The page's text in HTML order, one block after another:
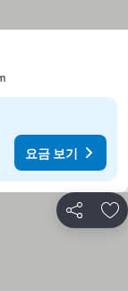
기
요금 보기
공유 즐